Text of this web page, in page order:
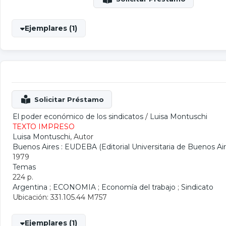
Ejemplares (1)
El poder económico de los sindicatos / Luisa Montuschi
TEXTO IMPRESO
Luisa Montuschi, Autor
Buenos Aires : EUDEBA (Editorial Universitaria de Buenos
1979
Temas
224 p.
Argentina ; ECONOMIA ; Economía del trabajo ; Sindicato
Ubicación: 331.105.44 M757
Ejemplares (1)